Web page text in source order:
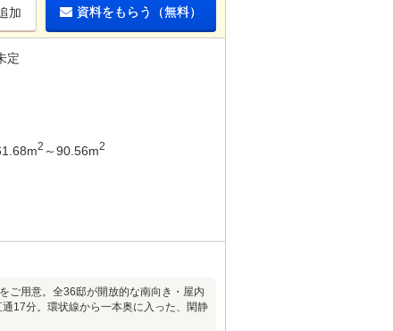
加 資料をもらう（無料）
定
2 ～90.56m2
ご用意。全36邸が開放的な南向き・屋内
17分。環状線から一本奥に入った、閑静